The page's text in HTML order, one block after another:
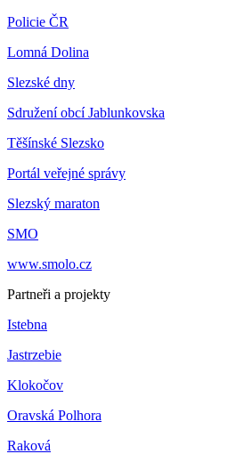
Policie ČR
Lomná Dolina
Slezské dny
Sdružení obcí Jablunkovska
Těšínské Slezsko
Portál veřejné správy
Slezský maraton
SMO
www.smolo.cz
Partneři a projekty
Istebna
Jastrzebie
Klokočov
Oravská Polhora
Raková